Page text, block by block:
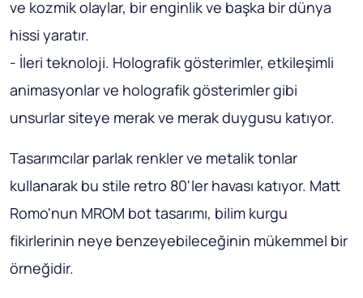
ve kozmik olaylar, bir enginlik ve başka bir dünya
hissi yaratır.
- İleri teknoloji. Holografik gösterimler, etkileşimli
animasyonlar ve holografik gösterimler gibi
unsurlar siteye merak ve merak duygusu katıyor.
Tasarımcılar parlak renkler ve metalik tonlar
kullanarak bu stile retro 80'ler havası katıyor. Matt
Romo'nun MROM bot tasarımı, bilim kurgu
fikirlerinin neye benzeyebileceğinin mükemmel bir
örneğidir.